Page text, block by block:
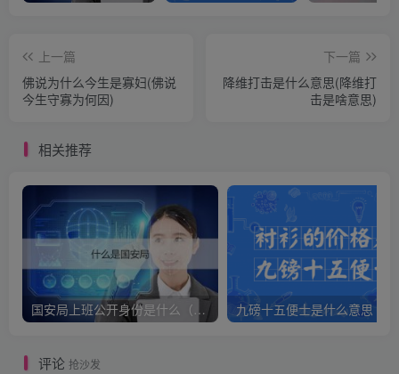
上一篇
佛说为什么今生是寡妇(佛说
今生守寡为何因)
下一篇
降维打击是什么意思(降维打
击是啥意思)
相关推荐
国安局上班公开身份是什么（国安身份对家人保密吗）
评论 抢沙发